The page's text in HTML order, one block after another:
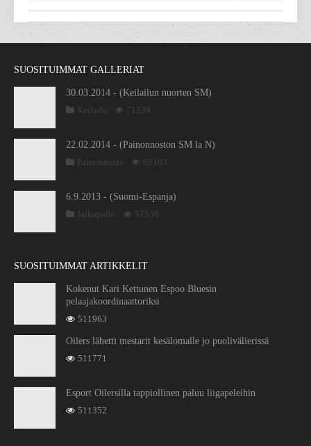
SUOSITUIMMAT GALLERIAT
30.03.2014 - (Keilailun nuorten SM)
Keilailu
71239
22.02.2014 - (Painonnoston SM la N)
Painonnosto
69103
6.9.2013 - (Suomi-Espanja)
Jalkapallo
57538
SUOSITUIMMAT ARTIKKELIT
Kokenut Kari Kettunen Espoo Bluesin
pelaajakoordinaattoriksi
511963
Oilers lähetti mestarit kesälomalle jo puolivälierissä
511771
Esport Oilersilla tappiollinen paluu liigapeleihin
511352